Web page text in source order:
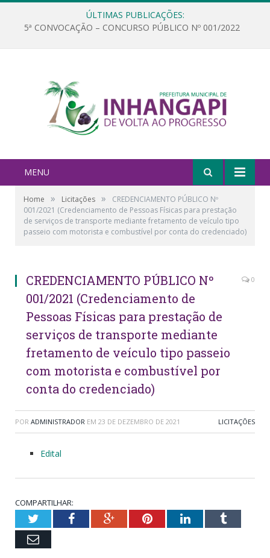
ÚLTIMAS PUBLICAÇÕES:
5ª CONVOCAÇÃO – CONCURSO PÚBLICO Nº 001/2022
MENU
Home » Licitações »
CREDENCIAMENTO PÚBLICO Nº
001/2021 (Credenciamento de Pessoas Físicas para prestação
de serviços de transporte mediante fretamento de veículo tipo
passeio com motorista e combustível por conta do credenciado)
CREDENCIAMENTO PÚBLICO Nº
001/2021 (Credenciamento de
Pessoas Físicas para prestação de
serviços de transporte mediante
fretamento de veículo tipo passeio
com motorista e combustível por
conta do credenciado)
0
POR ADMINISTRADOR EM 23 DE DEZEMBRO DE 2021 LICITAÇÕES
Edital
COMPARTILHAR:
TwitterFacebookGoogle+PinterestLinkedInTumblr
Email